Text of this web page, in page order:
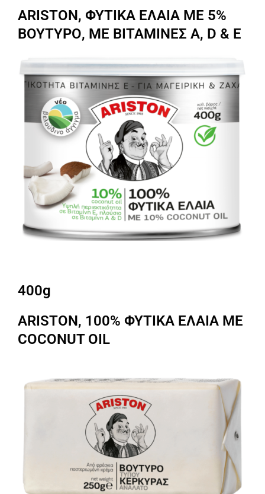
ARISTON, ΦΥΤΙΚΑ ΕΛΑΙΑ ΜΕ 5%
ΒΟΥΤΥΡΟ, ΜΕ ΒΙΤΑΜΙΝΕΣ A, D & E
400g
ARISTON, 100% ΦΥΤΙΚΑ ΕΛΑΙΑ ΜΕ
COCONUT OIL